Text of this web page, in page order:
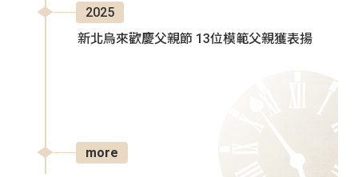
2025
新北烏來歡慶父親節 13位模範父親獲表揚
more